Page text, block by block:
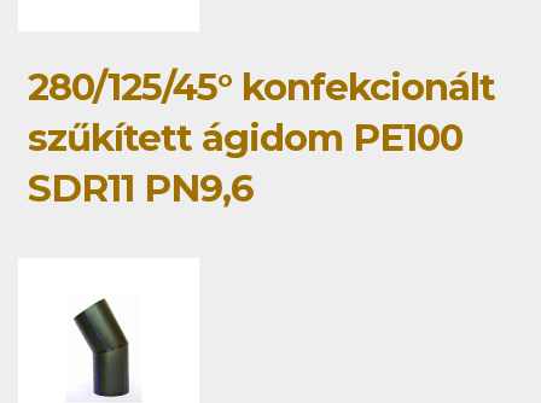
280/125/45° konfekcionált
szűkített ágidom PE100
SDR11 PN9,6